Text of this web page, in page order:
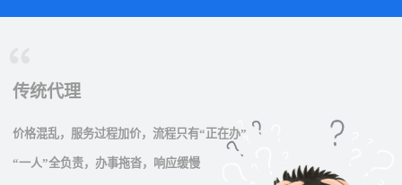
传统代理
价格混乱，服务过程加价，流程只有“正在办”
“一人”全负责，办事拖沓，响应缓慢